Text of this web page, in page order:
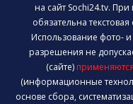
на сайт Sochi24.tv.
обязательна
Использование фото-
разрешения не
(сайте)
(информационные
основе сбора,